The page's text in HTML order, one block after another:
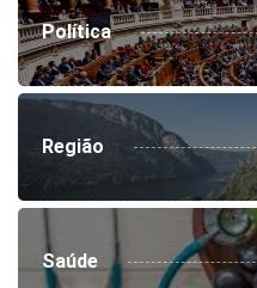
Política
Região
Saúde